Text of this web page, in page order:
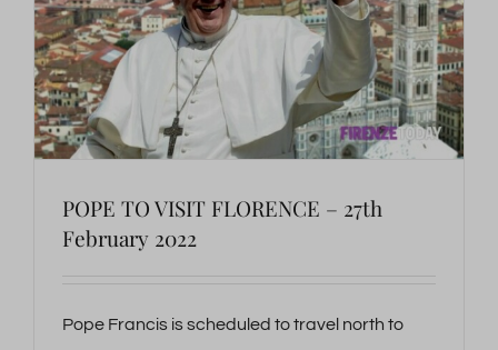
POPE TO VISIT FLORENCE – 27th
February 2022
Pope Francis is scheduled to travel north to